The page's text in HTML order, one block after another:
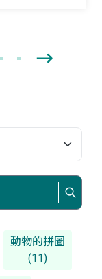
動物的拼圖
(11)